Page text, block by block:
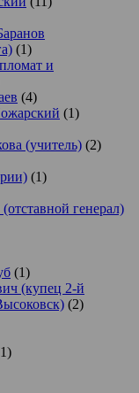
(1)
и
(4)
(1)
(учитель) (2)
(1)
генерал)
(1)
(купец 2-й
(2)